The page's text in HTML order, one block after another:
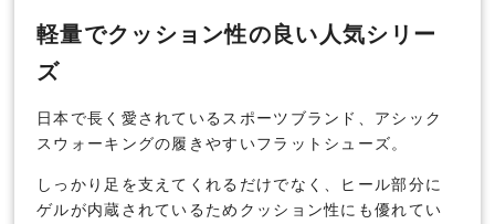
軽量でクッション性の良い人気シリー
ズ
日本で長く愛されているスポーツブランド、アシック
スウォーキングの履きやすいフラットシューズ。
しっかり足を支えてくれるだけでなく、ヒール部分に
ゲルが内蔵されているためクッション性にも優れてい